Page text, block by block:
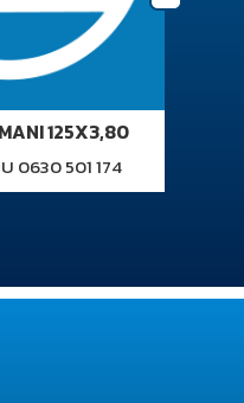
125X3,80
0630 501 174